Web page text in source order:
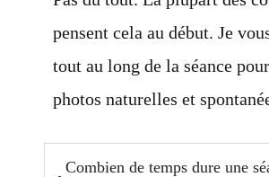
pensent cela au début. Je
tout au long de la séance
photos naturelles et
Combien de temps dure une